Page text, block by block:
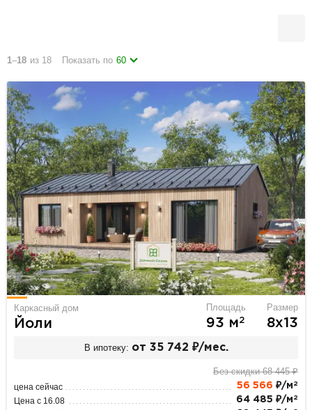
1–18 из 18 Показать по 60
Каркасный дом
Йоли
Площадь
93 м2
Размер
8х13
В ипотеку: от 35 742 ₽/мес.
Без скидки 68 445 ₽
цена сейчас 56 566 ₽/м 2
Цена с 16.08 64 485 ₽/м 2